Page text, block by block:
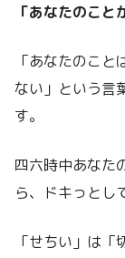
「あなたのこと
「あなたのこ
ない」という言
す。
四六時中あな
ら、ドキっとし
「せちい」は